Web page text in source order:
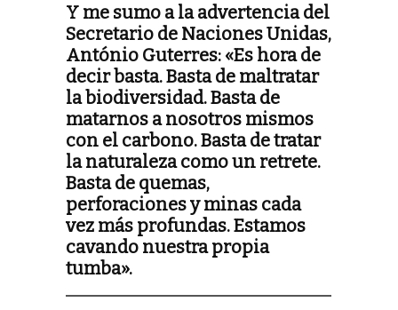
Y me sumo a la advertencia del
Secretario de Naciones Unidas,
António Guterres: «Es hora de
decir basta. Basta de maltratar
la biodiversidad. Basta de
matarnos a nosotros mismos
con el carbono. Basta de tratar
la naturaleza como un retrete.
Basta de quemas,
perforaciones y minas cada
vez más profundas. Estamos
cavando nuestra propia
tumba».